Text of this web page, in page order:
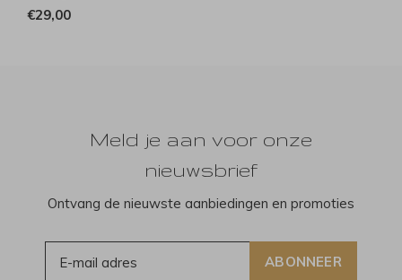
€29,00
Meld je aan voor onze
nieuwsbrief
Ontvang de nieuwste aanbiedingen en promoties
ABONNEER